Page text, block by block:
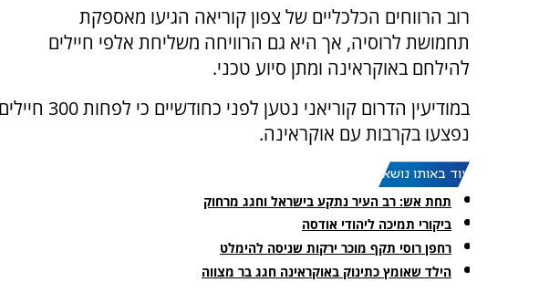
רוב הרווחים הכלכליים של צפון קוריאה הגיעו מאספקת
תחמושת לרוסיה, אך היא גם הרוויחה משליחת אלפי חיילים
להילחם באוקראינה ומתן סיוע טכני.
נפצעו בקרבות עם אוקראינה.
עוד באותו נושא:
תחת אש: רב העיר נתקע בישראל וחגג מרחוק
ביקורי תמיכה ליהודי אודסה
רחפן רוסי תקף מוכר ירקות שניסה להימלט
הילד שאומץ כתינוק באוקראינה חגג בר מצווה